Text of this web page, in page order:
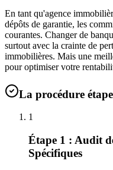
En tant qu'agence
dépôts de garantie, les
courantes. Changer de
surtout avec la crainte de
immobilières. Mais une
pour optimiser votre
La procédure
1
Étape 1 : Audit
Spécifiques